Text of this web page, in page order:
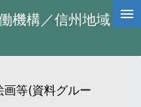
機構／信州地域
等(資料グルー